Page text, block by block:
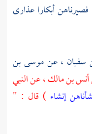
أبكارا عذارى
سفيان ، عنموسى بن
أنس بن مالك، عن النبي
إنشاء ) قال : "